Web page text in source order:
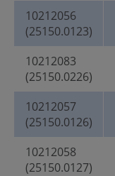
10212056
(25150.0123)
10212083
(25150.0226)
10212057
(25150.0126)
10212058
(25150.0127)